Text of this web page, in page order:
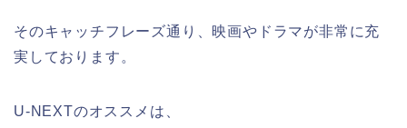
そのキャッチフレーズ通り、映画やドラマが非常に充
実しております。
U-NEXTのオススメは、